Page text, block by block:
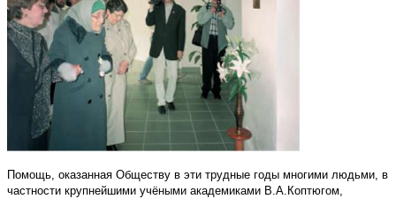
Помощь, оказанная Обществу в эти трудные годы многими людьми, в
частности крупнейшими учёными академиками В.А.Коптюгом,